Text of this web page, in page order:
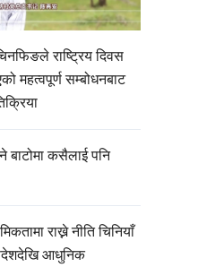
राष्ट्रिय दिवस
महत्वपूर्ण सम्बोधनबाट
बाटोमा कसैलाई पनि
राख्ने नीति चिनियाँ
आधुनिक